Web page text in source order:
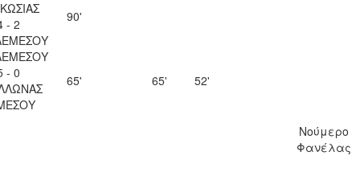
- 2
90'
- 0
65' 65' 52'
Νούμερο
Φανέλας